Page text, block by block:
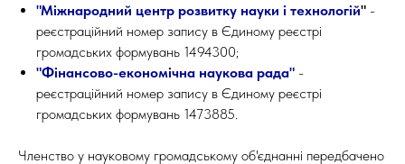
"Міжнародний центр розвитку науки і технологій" -
реєстраційний номер запису в Єдиному реєстрі
громадських формувань 1494300;
"Фінансово-економічна наукова рада" -
реєстраційний номер запису в Єдиному реєстрі
громадських формувань 1473885.
Членство у науковому громадському об'єднанні передбачено